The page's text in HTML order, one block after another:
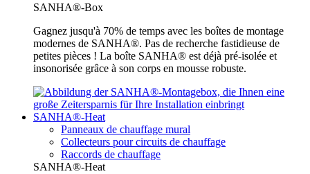
SANHA®-Box
Gagnez jusqu'à 70% de temps avec les boîtes de montage
modernes de SANHA®. Pas de recherche fastidieuse de
petites pièces ! La boîte SANHA® est déjà pré-isolée et
insonorisée grâce à son corps en mousse robuste.
SANHA®-Heat
Panneaux de chauffage mural
Collecteurs pour circuits de chauffage
Raccords de chauffage
SANHA®-Heat